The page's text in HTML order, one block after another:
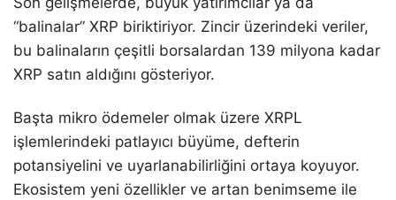
“balinalar” XRP biriktiriyor. Zincir üzerindeki veriler,
bu balinaların çeşitli borsalardan 139 milyona kadar
XRP satın aldığını gösteriyor.
Başta mikro ödemeler olmak üzere XRPL
işlemlerindeki patlayıcı büyüme, defterin
potansiyelini ve uyarlanabilirliğini ortaya koyuyor.
Ekosistem yeni özellikler ve artan benimseme ile